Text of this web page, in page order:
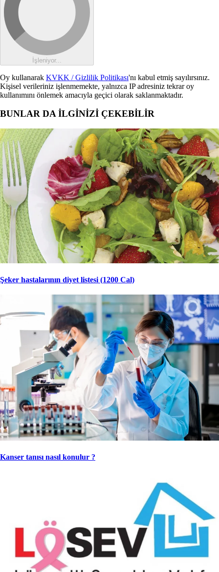
İşleniyor...
Oy kullanarak KVKK / Gizlilik Politikası'nı kabul etmiş sayılırsınız.
Kişisel verileriniz işlenmemekte, yalnızca IP adresiniz tekrar oy
kullanımını önlemek amacıyla geçici olarak saklanmaktadır.
BUNLAR DA İLGİNİZİ ÇEKEBİLİR
Şeker hastalarının diyet listesi (1200 Cal)
Kanser tanısı nasıl konulur ?